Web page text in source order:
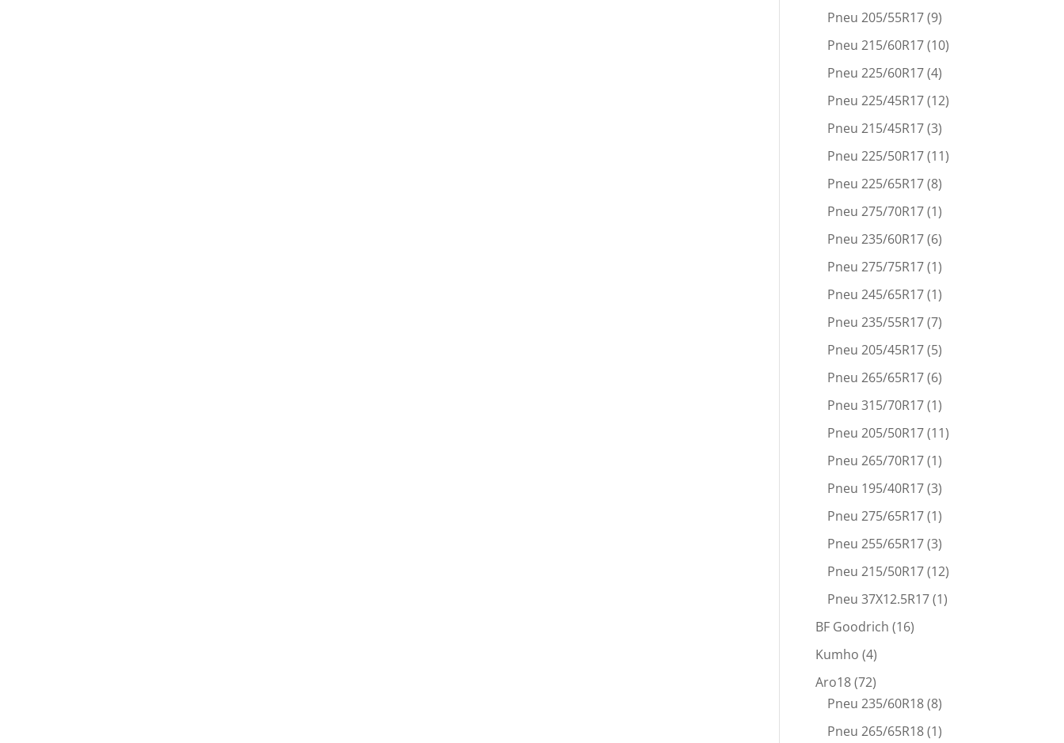
Pneu 205/55R17(9)
Pneu 215/60R17(10)
Pneu 225/60R17(4)
Pneu 225/45R17(12)
Pneu 215/45R17(3)
Pneu 225/50R17(11)
Pneu 225/65R17(8)
Pneu 275/70R17(1)
Pneu 235/60R17(6)
Pneu 275/75R17(1)
Pneu 245/65R17(1)
Pneu 235/55R17(7)
Pneu 205/45R17(5)
Pneu 265/65R17(6)
Pneu 315/70R17(1)
Pneu 205/50R17(11)
Pneu 265/70R17(1)
Pneu 195/40R17(3)
Pneu 275/65R17(1)
Pneu 255/65R17(3)
Pneu 215/50R17(12)
Pneu 37X12.5R17(1)
BF Goodrich (16)
Kumho (4)
Aro18(72)
Pneu 235/60R18(8)
Pneu 265/65R18(1)